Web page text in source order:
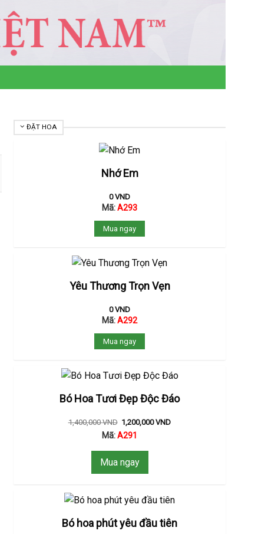
ĐẶT HOA
Nhớ Em
0VND
Mã:A293
Mua ngay
Yêu Thương Trọn Vẹn
0VND
Mã:A292
Mua ngay
Bó Hoa Tươi Đẹp Độc Đáo
1,400,000VND 1,200,000VND
Mã:A291
Mua ngay
Bó hoa phút yêu đầu tiên